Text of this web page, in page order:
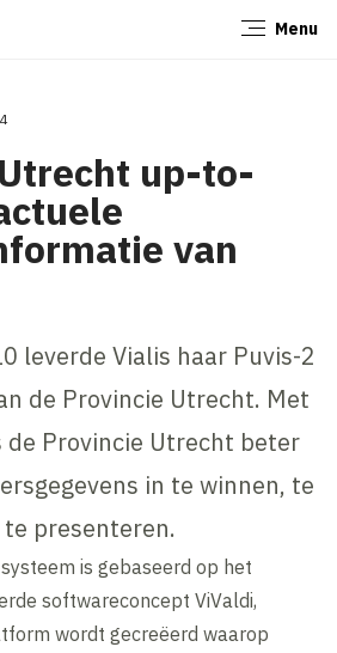
Menu
up-to-
van
leverde Vialis haar Puvis-2
de Provincie Utrecht. Met
de Provincie Utrecht beter
in te winnen, te
presenteren.
is gebaseerd op het
softwareconcept ViValdi,
wordt gecreëerd waarop
Sluiten